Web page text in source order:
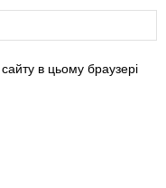
в цьому браузері